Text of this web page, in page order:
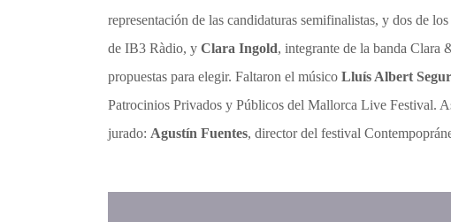
representación de las candidaturas semifinalistas, y dos de
de IB3 Ràdio, y Clara Ingold, integrante de la banda Clara
propuestas para elegir. Faltaron el músico Lluís Albert
Patrocinios Privados y Públicos del Mallorca Live Festival.
jurado: Agustín Fuentes, director del festival